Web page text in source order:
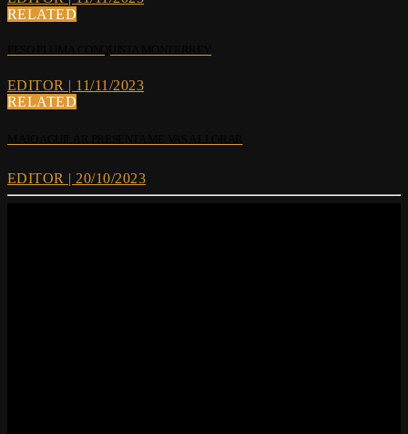
RELATED
EDITOR | 11/11/2023
RELATED
EDITOR | 20/10/2023